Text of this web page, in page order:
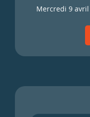
Mercredi 9 avril